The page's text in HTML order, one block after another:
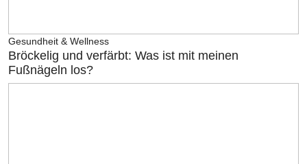
Gesundheit & Wellness
Bröckelig und verfärbt: Was ist mit meinen
Fußnägeln los?